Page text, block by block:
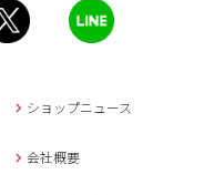
ショップニュース
会社概要